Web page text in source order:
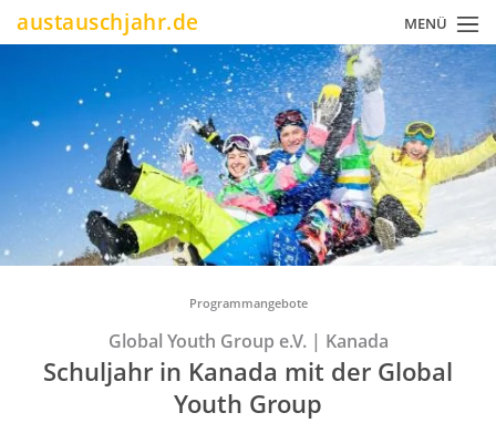
Direkt
zum
austauschjahr.de MENÜ
Programmangebote
Global Youth Group e.V.| Kanada
Schuljahr in Kanada mit der Global
Youth Group